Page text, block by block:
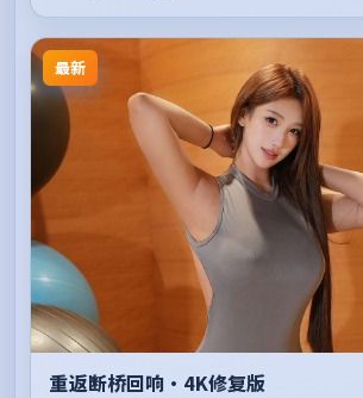
最新
重返断桥回响·4K修复版